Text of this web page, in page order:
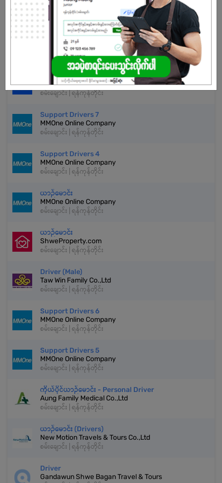
အကောင့်မရှိသေးဘူးလား?
မှတ်ပုံတင်မယ်
နောက်ထပ်အလားတူအလုပ်များ
Driver
Alote SME Company
စမ်းချောင်း | ရန်ကုန်တိုင်း
Support Drivers 7
MMOne Online Company
စမ်းချောင်း | ရန်ကုန်တိုင်း
Support Drivers 4
MMOne Online Company
စမ်းချောင်း | ရန်ကုန်တိုင်း
ယာဉ်မောင်း
MMOne Online Company
စမ်းချောင်း | ရန်ကုန်တိုင်း
ယာဉ်မောင်း
ShweProperty.com
စမ်းချောင်း | ရန်ကုန်တိုင်း
Driver (Male)
Taw Win Family Co.,Ltd
စမ်းချောင်း | ရန်ကုန်တိုင်း
Support Drivers 6
MMOne Online Company
စမ်းချောင်း | ရန်ကုန်တိုင်း
Support Drivers 5
MMOne Online Company
စမ်းချောင်း | ရန်ကုန်တိုင်း
ကိုယ်ပိုင်ယာဉ်မောင်း - Personal Driver
Aung Family Medical Co.,Ltd
စမ်းချောင်း | ရန်ကုန်တိုင်း
ယာဉ်မောင်း (Drivers)
New Motion Travels & Tours Co.,Ltd
စမ်းချောင်း | ရန်ကုန်တိုင်း
Driver
Gandawun Shwe Bagan Travel & Tours